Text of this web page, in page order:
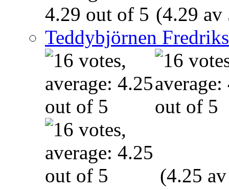
(4.29 av
Teddybjörnen
(4.25